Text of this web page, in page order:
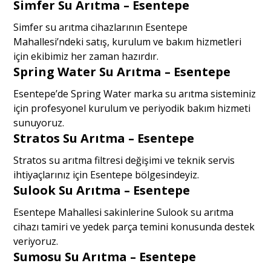
Simfer Su Arıtma – Esentepe
Simfer su arıtma cihazlarının Esentepe
Mahallesi’ndeki satış, kurulum ve bakım hizmetleri
için ekibimiz her zaman hazırdır.
Spring Water Su Arıtma – Esentepe
Esentepe’de Spring Water marka su arıtma sisteminiz
için profesyonel kurulum ve periyodik bakım hizmeti
sunuyoruz.
Stratos Su Arıtma – Esentepe
Stratos su arıtma filtresi değişimi ve teknik servis
ihtiyaçlarınız için Esentepe bölgesindeyiz.
Sulook Su Arıtma – Esentepe
Esentepe Mahallesi sakinlerine Sulook su arıtma
cihazı tamiri ve yedek parça temini konusunda destek
veriyoruz.
Sumosu Su Arıtma – Esentepe